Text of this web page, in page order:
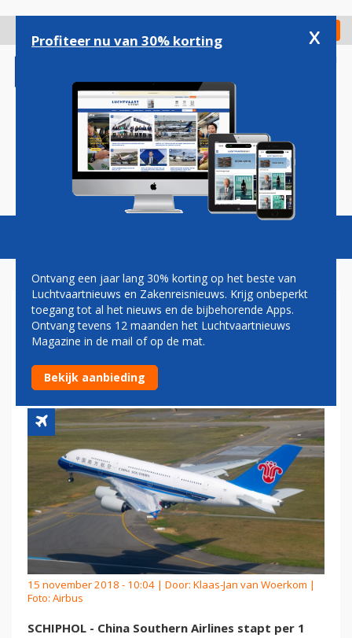
gaan
Check in
Magazine Podcasts Vacatures
CHINA SOUTHERN VERTREKT
UIT LUCHTVAARTALLIANTIE
SKYTEAM
15 november 2018 - 10:04 | Door: Klaas-Jan van Woerkom |
Foto: Airbus
SCHIPHOL - China Southern Airlines stapt per 1
Profiteer nu van 30% korting x
Ontvang een jaar lang 30% korting op het beste van
Luchtvaartnieuws en Zakenreisnieuws. Krijg onbeperkt
toegang tot al het nieuws en de bijbehorende Apps.
Ontvang tevens 12 maanden het Luchtvaartnieuws
Magazine in de mail of op de mat.
Bekijk aanbieding